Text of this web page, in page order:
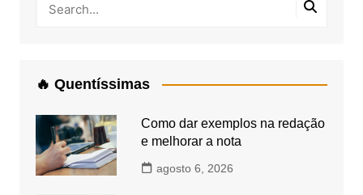
🔥 Quentíssimas
Como dar exemplos na redação
e melhorar a nota
agosto 6, 2026